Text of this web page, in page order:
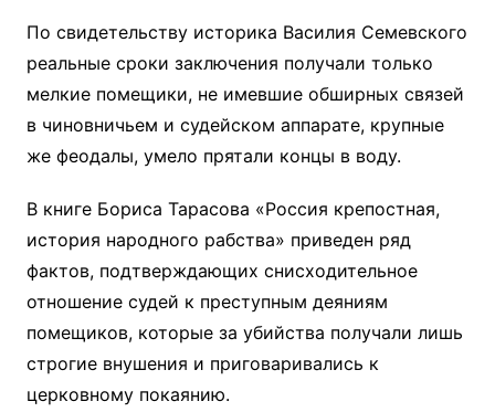
По свидетельству историка Василия Семевского
реальные сроки заключения получали только
мелкие помещики, не имевшие обширных связей
в чиновничьем и судейском аппарате, крупные
же феодалы, умело прятали концы в воду.
В книге Бориса Тарасова «Россия крепостная,
история народного рабства» приведен ряд
фактов, подтверждающих снисходительное
отношение судей к преступным деяниям
помещиков, которые за убийства получали лишь
строгие внушения и приговаривались к
церковному покаянию.